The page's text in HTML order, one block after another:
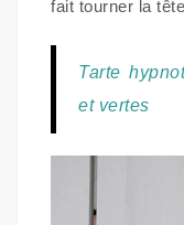
fait tourner la
Tarte
et vertes